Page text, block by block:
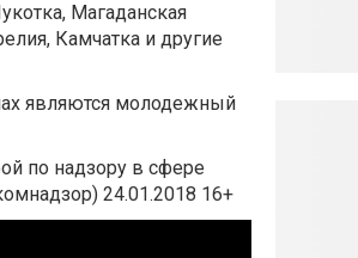
Магаданская
Камчатка и другие
являются молодежный
по надзору в сфере
24.01.2018 16+